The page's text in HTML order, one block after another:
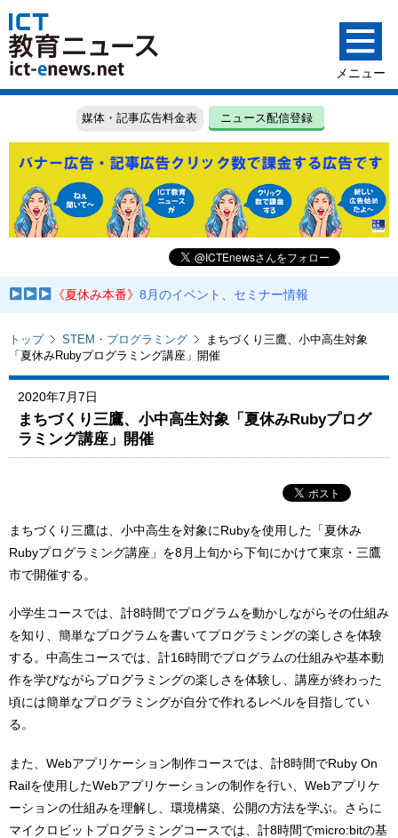
媒体・記事広告料金表 ニュース配信登録
《夏休み本番》8月のイベント、セミナー情報
トップ STEM・プログラミング
まちづくり三鷹、小中高生対象
「夏休みRubyプログラミング講座」開催
2020年7月7日
まちづくり三鷹、小中高生対象「夏休みRubyプログ
ラミング講座」開催
まちづくり三鷹は、小中高生を対象にRubyを使用した「夏休み
Rubyプログラミング講座」を8月上旬から下旬にかけて東京・三鷹
市で開催する。
小学生コースでは、計8時間でプログラムを動かしながらその仕組み
を知り、簡単なプログラムを書いてプログラミングの楽しさを体験
する。中高生コースでは、計16時間でプログラムの仕組みや基本動
作を学びながらプログラミングの楽しさを体験し、講座が終わった
頃には簡単なプログラミングが自分で作れるレベルを目指してい
る。
また、Webアプリケーション制作コースでは、計8時間でRuby On
Railを使用したWebアプリケーションの制作を行い、Webアプリケ
ーションの仕組みを理解し、環境構築、公開の方法を学ぶ。さらに
マイクロビットプログラミングコースでは、計8時間でmicro:bitの基